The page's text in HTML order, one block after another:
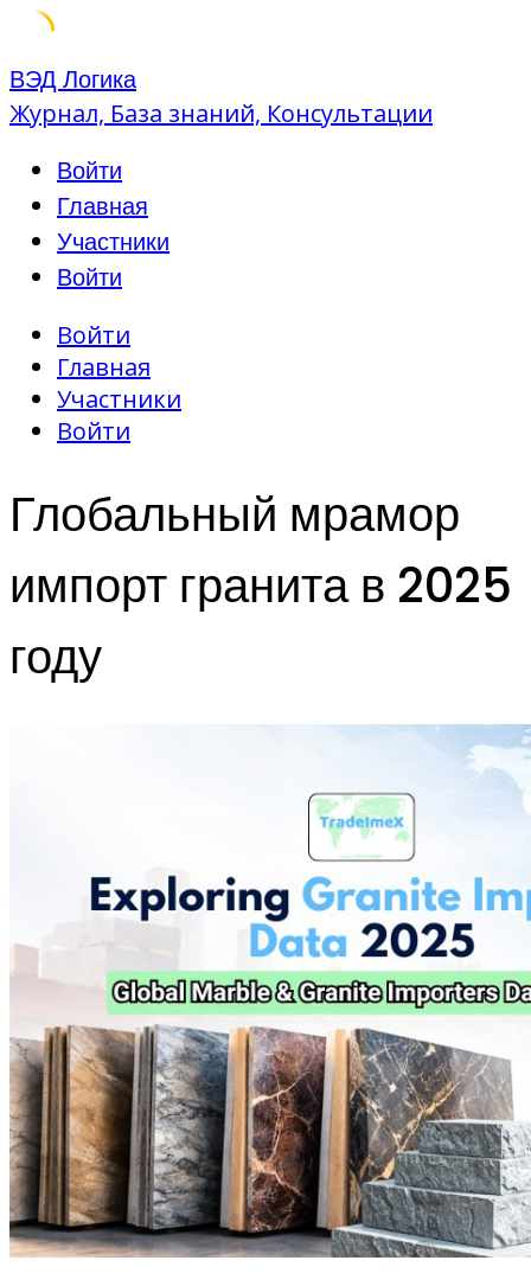
Skip
to
ВЭД Логика
Журнал, База знаний, Консультации
Войти
Главная
Участники
Войти
Войти
Главная
Участники
Войти
Глобальный мрамор
импорт гранита в 2025
году